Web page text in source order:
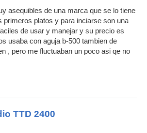
asequibles de una marca que se lo tiene
primeros platos y para inciarse son una
de usar y manejar y su precio es
usaba con aguja b-500 tambien de
, pero me fluctuaban un poco asi qe no
TTD 2400